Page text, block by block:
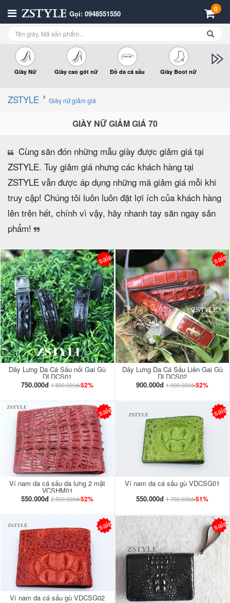
Gọi: 0948551550 0
Giày Nữ Giày cao gót nữ Đồ da cá sấu Giày Boot nữ
ZSTYLE Giày nữ giảm giá
GIÀY NỮ GIẢM GIÁ 70
Cùng săn đón những mẫu giày được giảm giá tại
ZSTYLE. Tuy giảm giá nhưng các khách hàng tại
ZSTYLE vẫn được áp dụng những mã giảm giá mỗi khi
truy cập! Chúng tôi luôn luôn đặt lợi ích của khách hàng
lên trên hết, chính vì vậy, hãy nhanh tay săn ngay sản
phẩm!
Dây Lưng Da Cá Sấu nối Gai Gù
DLDCS01
750.000đ 1.500.000đ-52%
sale
Dây Lưng Da Cá Sấu Liền Gai Gù
DLDCS02
900.000đ 1.900.000đ-52%
sale
Ví nam da cá sấu da lưng 2 mặt
VCSHM01
550.000đ 2.500.000đ-52%
sale
Ví nam da cá sấu gù VDCSG01
550.000đ 1.700.000đ-51%
sale
Ví nam da cá sấu gù VDCSG02
sale sale